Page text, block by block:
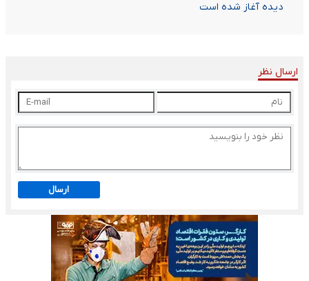
دیده آغاز شده است
ارسال نظر
ارسال